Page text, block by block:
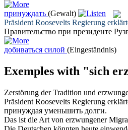
принуждать (Gewalt)
Präsident Roosevelts Regierung
Правительство при президенте
добиваться силой (Eingeständnis)
Exemples with "sich
Zerstörung der Tradition und
Präsident Roosevelts Regierung
принуждая уменьшить долги.
Das ist die Art von erzwungener